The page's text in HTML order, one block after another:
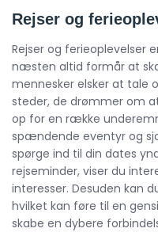
Rejser og
Rejser og ferieoplevelser
næsten altid formår at
mennesker elsker at tale
steder, de drømmer om
op for en række
spændende eventyr og
spørge ind til din dates
rejseminder, viser du
interesser. Desuden kan
hvilket kan føre til en
skabe en dybere